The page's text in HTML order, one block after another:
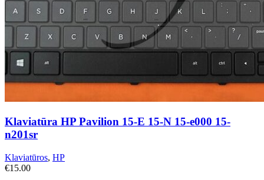
Klaviatūra HP Pavilion 15-E 15-N 15-e000 15-
n201sr
Klaviatūros, HP
€15.00